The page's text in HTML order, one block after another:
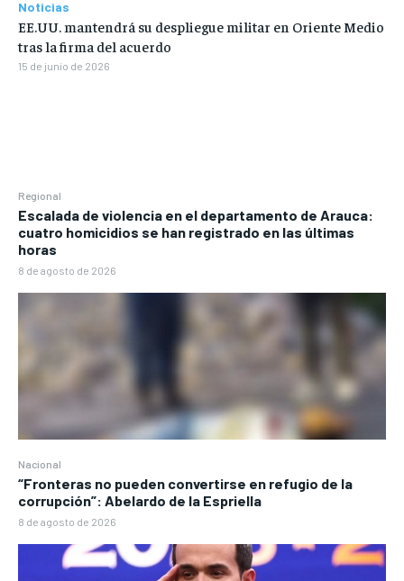
Regional
Escalada de violencia en el departamento de Arauca:
cuatro homicidios se han registrado en las últimas
horas
8 de agosto de 2026
Nacional
“Fronteras no pueden convertirse en refugio de la
corrupción”: Abelardo de la Espriella
8 de agosto de 2026
Noticias
EE.UU. mantendrá su despliegue militar en Oriente Medio
tras la firma del acuerdo
15 de junio de 2026